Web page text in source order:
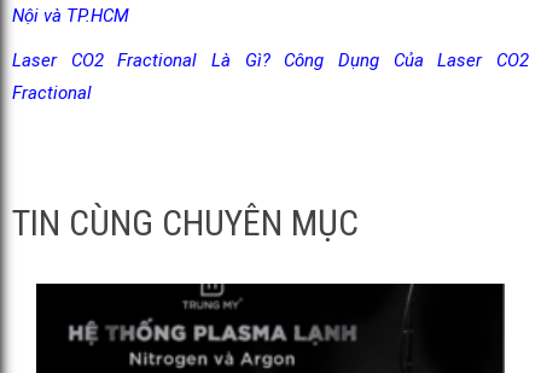
Nội và TP.HCM
Laser CO2 Fractional Là Gì? Công Dụng Của Laser CO2
Fractional
TIN CÙNG CHUYÊN MỤC